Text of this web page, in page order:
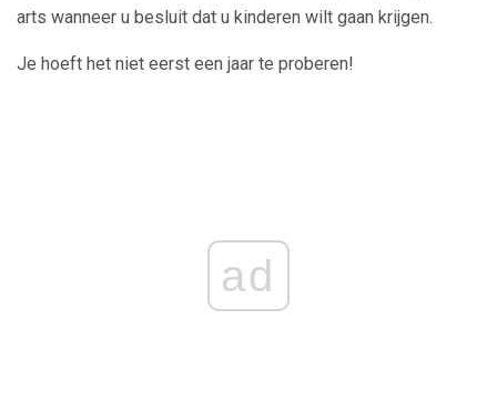
arts wanneer u besluit dat u kinderen wilt gaan krijgen.
Je hoeft het niet eerst een jaar te proberen!
ad